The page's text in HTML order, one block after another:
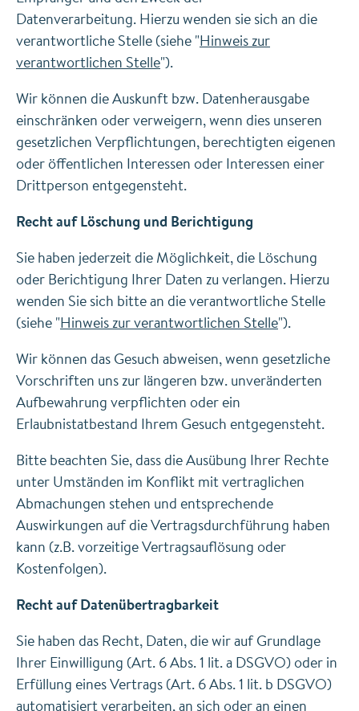
Datenverarbeitung. Hierzu wenden sie sich an die
verantwortliche Stelle (siehe "Hinweis zur
verantwortlichen Stelle").
Wir können die Auskunft bzw. Datenherausgabe
einschränken oder verweigern, wenn dies unseren
gesetzlichen Verpflichtungen, berechtigten eigenen
oder öffentlichen Interessen oder Interessen einer
Drittperson entgegensteht.
Recht auf Löschung und Berichtigung
Sie haben jederzeit die Möglichkeit, die Löschung
oder Berichtigung Ihrer Daten zu verlangen. Hierzu
wenden Sie sich bitte an die verantwortliche Stelle
(siehe "Hinweis zur verantwortlichen Stelle").
Wir können das Gesuch abweisen, wenn gesetzliche
Vorschriften uns zur längeren bzw. unveränderten
Aufbewahrung verpflichten oder ein
Erlaubnistatbestand Ihrem Gesuch entgegensteht.
Bitte beachten Sie, dass die Ausübung Ihrer Rechte
unter Umständen im Konflikt mit vertraglichen
Abmachungen stehen und entsprechende
Auswirkungen auf die Vertragsdurchführung haben
kann (z.B. vorzeitige Vertragsauflösung oder
Kostenfolgen).
Recht auf Datenübertragbarkeit
Sie haben das Recht, Daten, die wir auf Grundlage
Ihrer Einwilligung (Art. 6 Abs. 1 lit. a DSGVO) oder in
Erfüllung eines Vertrags (Art. 6 Abs. 1 lit. b DSGVO)
automatisiert verarbeiten, an sich oder an einen